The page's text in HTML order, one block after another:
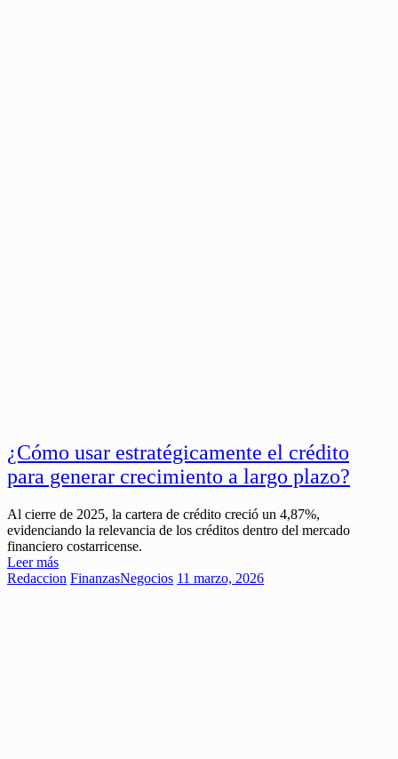
¿Cómo usar estratégicamente el crédito
para generar crecimiento a largo plazo?
Al cierre de 2025, la cartera de crédito creció un 4,87%,
evidenciando la relevancia de los créditos dentro del mercado
financiero costarricense.
Leer más
Redaccion FinanzasNegocios 11 marzo, 2026